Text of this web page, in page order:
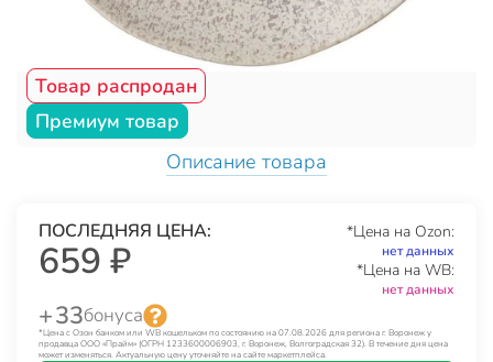
Товар распродан
Премиум товар
Описание товара
ПОСЛЕДНЯЯ ЦЕНА:
659 ₽
*Цена на Ozon:
нет данных
*Цена на WB:
нет данных
+ 33бонуса
*Цена с Озон банком или WB кошельком по состоянию на 07.08.2026 для региона г. Воронеж у
продавца ООО «Прайм» (ОГРН 1233600006903, г. Воронеж, Волгоградская 32). В течение дня цена
может изменяться. Актуальную цену уточняйте на сайте маркетплейса.